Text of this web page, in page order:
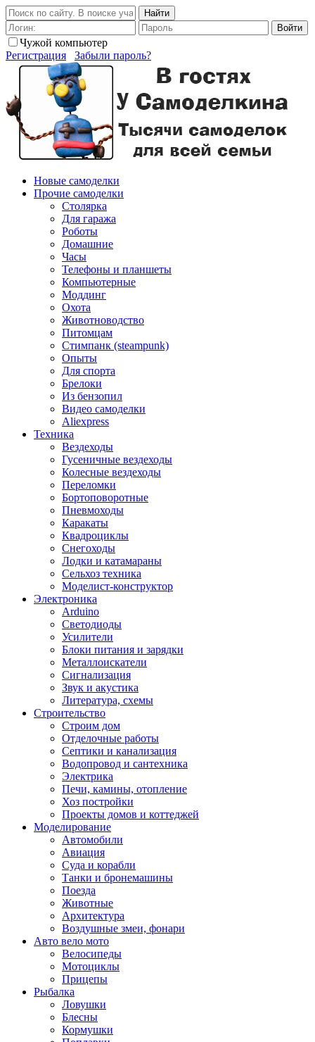
Найти
Войти
Чужой компьютер
Регистрация
Забыли пароль?
Новые самоделки
Прочие самоделки
Столярка
Для гаража
Роботы
Домашние
Часы
Телефоны и планшеты
Компьютерные
Моддинг
Охота
Животноводство
Питомцам
Стимпанк (steampunk)
Опыты
Для спорта
Брелоки
Из бензопил
Видео самоделки
Aliexpress
Техника
Вездеходы
Гусеничные вездеходы
Колесные вездеходы
Переломки
Бортоповоротные
Пневмоходы
Каракаты
Квадроциклы
Снегоходы
Лодки и катамараны
Сельхоз техника
Моделист-конструктор
Электроника
Arduino
Светодиоды
Усилители
Блоки питания и зарядки
Металлоискатели
Сигнализация
Звук и акустика
Литература, схемы
Строительство
Строим дом
Отделочные работы
Септики и канализация
Водопровод и сантехника
Электрика
Печи, камины, отопление
Хоз постройки
Проекты домов и коттеджей
Моделирование
Автомобили
Авиация
Суда и корабли
Танки и бронемашины
Поезда
Животные
Архитектура
Воздушные змеи, фонари
Авто вело мото
Велосипеды
Мотоциклы
Прицепы
Рыбалка
Ловушки
Блесны
Кормушки